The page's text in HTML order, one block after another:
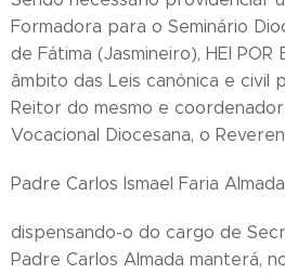
Formadora para o Seminário
de Fátima (Jasmineiro), HEI POR
âmbito das Leis canónica e civil
Reitor do mesmo e
Vocacional Diocesana, o
Padre Carlos Ismael Faria
dispensando-o do cargo de
Padre Carlos Almada manterá,